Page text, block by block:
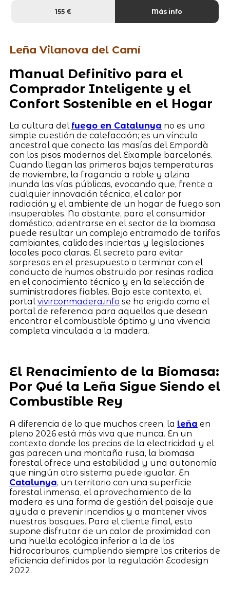
155 € Más info
Leña Vilanova del Camí
Manual Definitivo para el
Comprador Inteligente y el
Confort Sostenible en el Hogar
La cultura del fuego en Catalunya no es una
simple cuestión de calefacción; es un vínculo
ancestral que conecta las masías del Empordà
con los pisos modernos del Eixample barcelonés.
Cuando llegan las primeras bajas temperaturas
de noviembre, la fragancia a roble y alzina
inunda las vías públicas, evocando que, frente a
cualquier innovación técnica, el calor por
radiación y el ambiente de un hogar de fuego son
insuperables. No obstante, para el consumidor
doméstico, adentrarse en el sector de la biomasa
puede resultar un complejo entramado de tarifas
cambiantes, calidades inciertas y legislaciones
locales poco claras. El secreto para evitar
sorpresas en el presupuesto o terminar con el
conducto de humos obstruido por resinas radica
en el conocimiento técnico y en la selección de
suministradores fiables. Bajo este contexto, el
portalvivirconmadera.info se ha erigido como el
portal de referencia para aquellos que desean
encontrar el combustible óptimo y una vivencia
completa vinculada a la madera.
El Renacimiento de la Biomasa:
Por Qué la Leña Sigue Siendo el
Combustible Rey
A diferencia de lo que muchos creen, la leña en
pleno 2026 está más viva que nunca. En un
contexto donde los precios de la electricidad y el
gas parecen una montaña rusa, la biomasa
forestal ofrece una estabilidad y una autonomía
que ningún otro sistema puede igualar. En
Catalunya, un territorio con una superficie
forestal inmensa, el aprovechamiento de la
madera es una forma de gestión del paisaje que
ayuda a prevenir incendios y a mantener vivos
nuestros bosques. Para el cliente final, esto
supone disfrutar de un calor de proximidad con
una huella ecológica inferior a la de los
hidrocarburos, cumpliendo siempre los criterios de
eficiencia definidos por la regulación Ecodesign
2022.